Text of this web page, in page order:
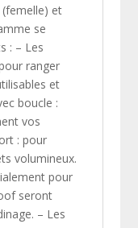
(femelle) et
se
: – Les
ranger
et
boucle :
vos
: pour
volumineux.
pour
seront
– Les